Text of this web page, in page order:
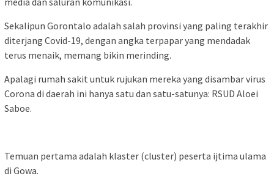
Sekalipun Gorontalo adalah salah provinsi yang paling terakhir
diterjang Covid-19, dengan angka terpapar yang mendadak
terus menaik, memang bikin merinding.
Apalagi rumah sakit untuk rujukan mereka yang disambar virus
Corona di daerah ini hanya satu dan satu-satunya: RSUD Aloei
Saboe.
Temuan pertama adalah klaster (cluster) peserta ijtima ulama
di Gowa.